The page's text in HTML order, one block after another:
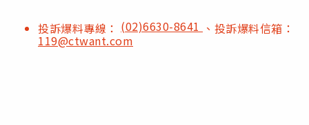
投訴爆料專線： (02)6630-8641 、投訴爆料信箱：
119@ctwant.com